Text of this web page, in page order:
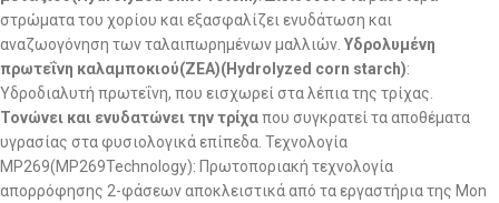
στρώματα του χορίου και εξασφαλίζει ενυδάτωση και
αναζωογόνηση των ταλαιπωρημένων μαλλιών. Υδρολυμένη
πρωτεΐνη καλαμποκιού(ZEA)(Hydrolyzed corn starch):
Υδροδιαλυτή πρωτεΐνη, που εισχωρεί στα λέπια της τρίχας.
Τονώνει και ενυδατώνει την τρίχαπου συγκρατεί τα αποθέματα
υγρασίας στα φυσιολογικά επίπεδα. Τεχνολογία
MP269(MP269Technology): Πρωτοποριακή τεχνολογία
απορρόφησης 2-φάσεων αποκλειστικά από τα εργαστήρια της Mon